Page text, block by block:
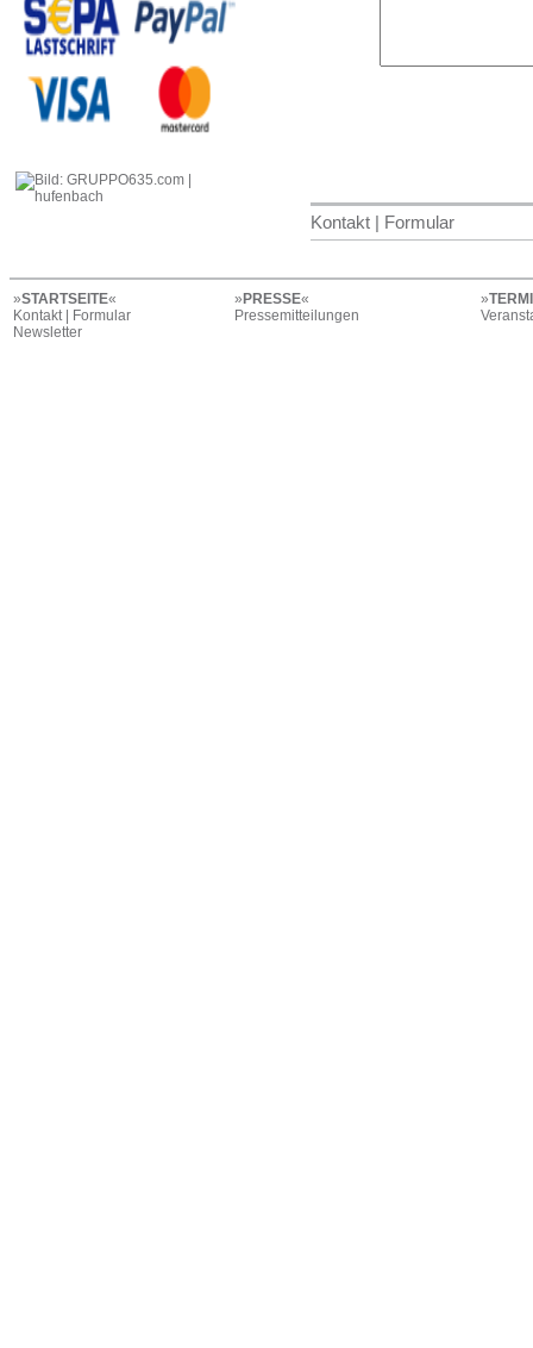
Kontakt | Formular
»STARTSEITE«
Kontakt | Formular
Newsletter
»PRESSE«
Pressemitteilungen
»